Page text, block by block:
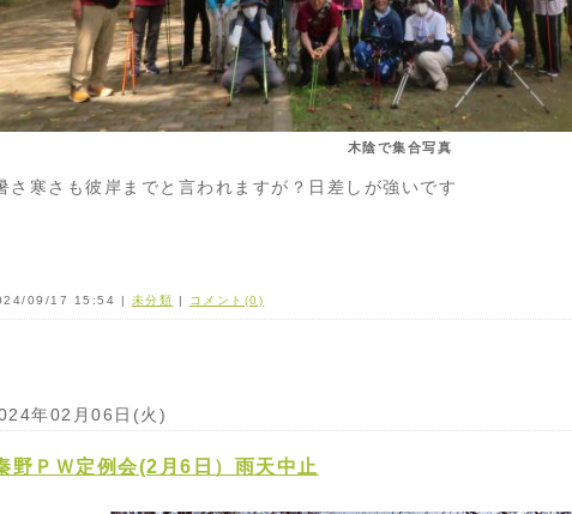
木陰で集合写真
さ寒さも彼岸までと言われますが？日差しが強いです
09/17 15:54 | 未分類 | コメント(0)
年02月06日(火)
野ＰＷ定例会(2月6日）雨天中止